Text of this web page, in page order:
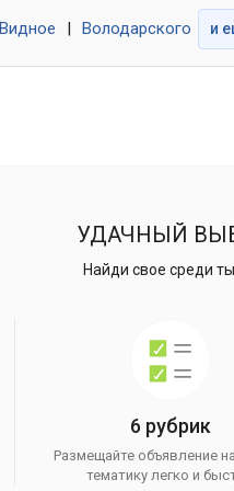
Видное Володарского и
УДАЧНЫЙ
Найди свое среди
6 рубрик
Размещайте объявление
тематику легко и